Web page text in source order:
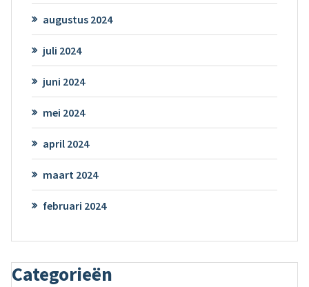
augustus 2024
juli 2024
juni 2024
mei 2024
april 2024
maart 2024
februari 2024
Categorieën